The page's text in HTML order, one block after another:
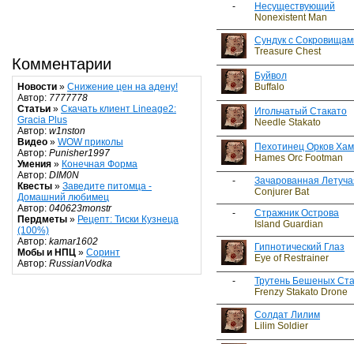
Комментарии
Новости » Снижение цен на адену!
Автор: 7777778
Статьи » Скачать клиент Lineage2:
Gracia Plus
Автор: w1nston
Видео » WOW приколы
Автор: Punisher1997
Умения » Конечная Форма
Автор: DIM0N
Квесты » Заведите питомца -
Домашний любимец
Автор: 040623monstr
Пердметы » Рецепт: Тиски Кузнеца
(100%)
Автор: kamar1602
Мобы и НПЦ » Соринт
Автор: RussianVodka
-
Несуществующий
Nonexistent Man
Сундук с
Treasure Chest
Буйвол
Buffalo
Игольчатый Стакато
Needle Stakato
Пехотинец Орков
Hames Orc Footman
-
Зачарованная
Conjurer Bat
-
Стражник Острова
Island Guardian
Гипнотический Глаз
Eye of Restrainer
-
Трутень Бешеных
Frenzy Stakato Drone
Солдат Лилим
Lilim Soldier